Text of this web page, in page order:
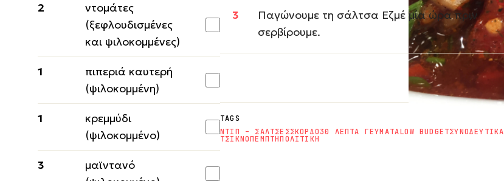
2
ντομάτες
(ξεφλουδισμένες
και ψιλοκομμένες)
1
πιπεριά καυτερή
(ψιλοκομμένη)
1
κρεμμύδι
(ψιλοκομμένο)
3
μαϊντανό
Παγώνουμε τη σάλτσα Εζμέ μία ώρα πριν
σερβίρουμε.
TAGS
ΝΤΙΠ – ΣΑΛΤΣΕΣΣΚΟΡΔΟ30 ΛΕΠΤΑ ΓΕΥΜΑΤΑLOW BUDGETΣΥΝΟΔΕΥΤΙΚΑ
ΤΣΙΚΝΟΠΕΜΠΤΗΠΟΛΙΤΙΚΗ